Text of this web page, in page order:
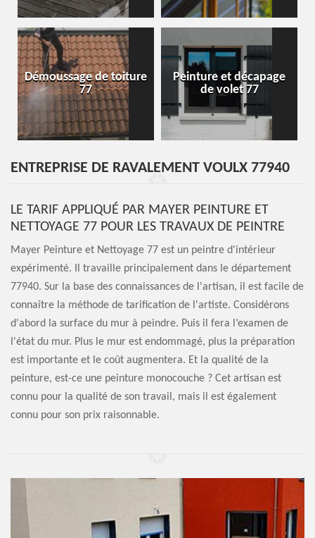
Démoussage de toiture
77
Peinture et décapage
de volet 77
ENTREPRISE DE RAVALEMENT VOULX 77940
LE TARIF APPLIQUÉ PAR MAYER PEINTURE ET
NETTOYAGE 77 POUR LES TRAVAUX DE PEINTRE
Mayer Peinture et Nettoyage 77 est un peintre d'intérieur
expérimenté. Il travaille principalement dans le département
77940. Sur la base des connaissances de l'artisan, il est facile de
connaître la méthode de tarification de l'artiste. Considérons
d'abord la surface du mur à peindre. Puis il fera l’examen de
l'état du mur. Plus le mur est endommagé, plus la préparation
est importante et le coût augmentera. Et la qualité de la
peinture, est-ce une peinture monocouche ? Cet artisan est
connu pour la qualité de son travail, mais il est également
connu pour son prix raisonnable.